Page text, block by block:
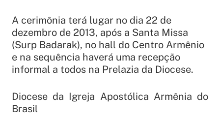
A cerimônia terá lugar no dia 22 de
dezembro de 2013, após a Santa Missa
(Surp Badarak), no hall do Centro Armênio
e na sequência haverá uma recepção
informal a todos na Prelazia da Diocese.
Diocese da Igreja Apostólica Armênia do
Brasil